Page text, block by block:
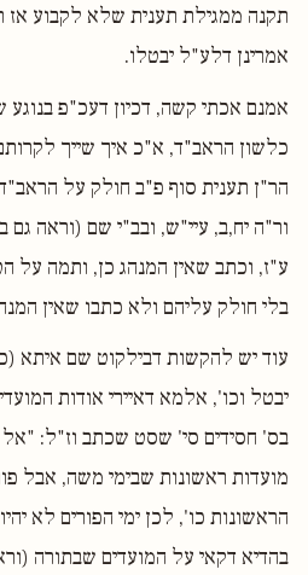
תקנה ממגילת תענית שלא לקבוע אז
אמרינן דלע"ל יבטלו.
אמנם אכתי קשה, דכיון דעכ"פ
כלשון הראב"ד, א"כ איך שייך
הר"ן תענית סוף פ"ב חולק על
ור"ה יח,ב, עיי"ש, ובב"י שם (וראה
ע"ז, וכתב שאין המנהג כן, ותמה על
בלי חולק עליהם ולא כתבו שאין
עוד יש להקשות דבילקוט שם איתא
יבטל וכו', אלמא דאיירי אודות
בס' חסידים סי' שסט שכתב וז"ל: "אל
מועדות ראשונות שבימי משה, אבל
הראשונות כו', לכן ימי הפורים לא
בהדיא דקאי על המועדים שבתורה